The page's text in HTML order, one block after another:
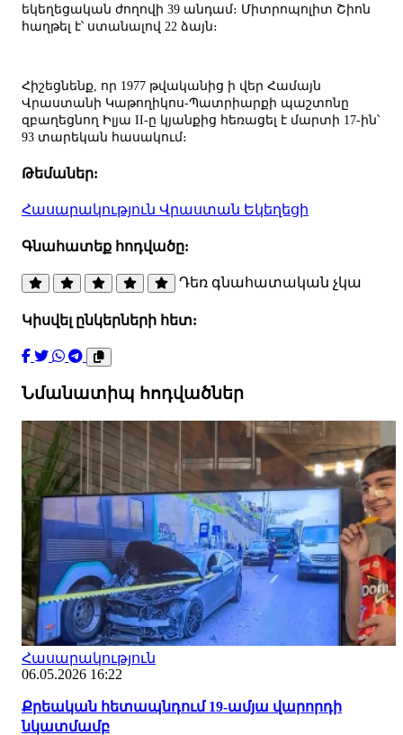
եկեղեցական ժողովի 39 անդամ։ Միտրոպոլիտ Շիոն
հաղթել է՝ ստանալով 22 ձայն։
Հիշեցնենք, որ 1977 թվականից ի վեր Համայն
Վրաստանի Կաթողիկոս-Պատրիարքի պաշտոնը
զբաղեցնող Իլյա II-ը կյանքից հեռացել է մարտի 17-ին՝
93 տարեկան հասակում։
Թեմաներ:
Հասարակություն Վրաստան Եկեղեցի
Գնահատեք հոդվածը:
Դեռ գնահատական չկա
Կիսվել ընկերների հետ:
Նմանատիպ հոդվածներ
Հասարակություն
06.05.2026 16:22
Քրեական հետապնդում 19-ամյա վարորդի
նկատմամբ